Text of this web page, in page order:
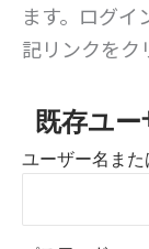
ます。ログイ
記リンクをク
既存ユ
ユーザー名ま